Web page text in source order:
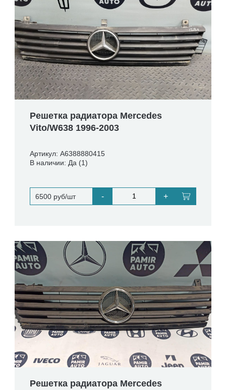
Решетка радиатора Mercedes
Vito/W638 1996-2003
Артикул: A6388880415
В наличии: Да (1)
6500 руб/шт - +
Решетка радиатора Mercedes